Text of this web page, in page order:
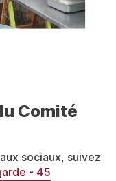
Comité
sociaux, suivez
- 45